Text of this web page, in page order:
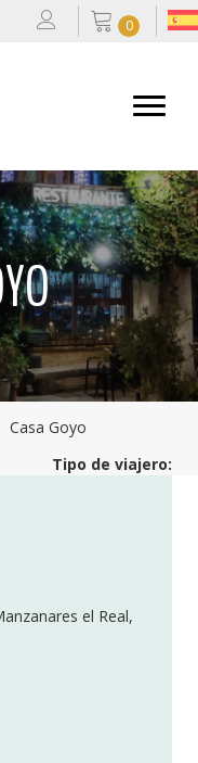
0
Casa Goyo
Tipo de viajero:
el Real,